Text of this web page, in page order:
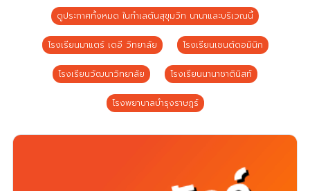
ดูประกาศทั้งหมด ในทำเลต้นสุขุมวิท นานาและบริเวณนี้
โรงเรียนมาแตร์ เดอี วิทยาลัย โรงเรียนเซนต์ดอมินิก
โรงเรียนวัฒนาวิทยาลัย โรงเรียนนานาชาตินิสท์
โรงพยาบาลบำรุงราษฎร์